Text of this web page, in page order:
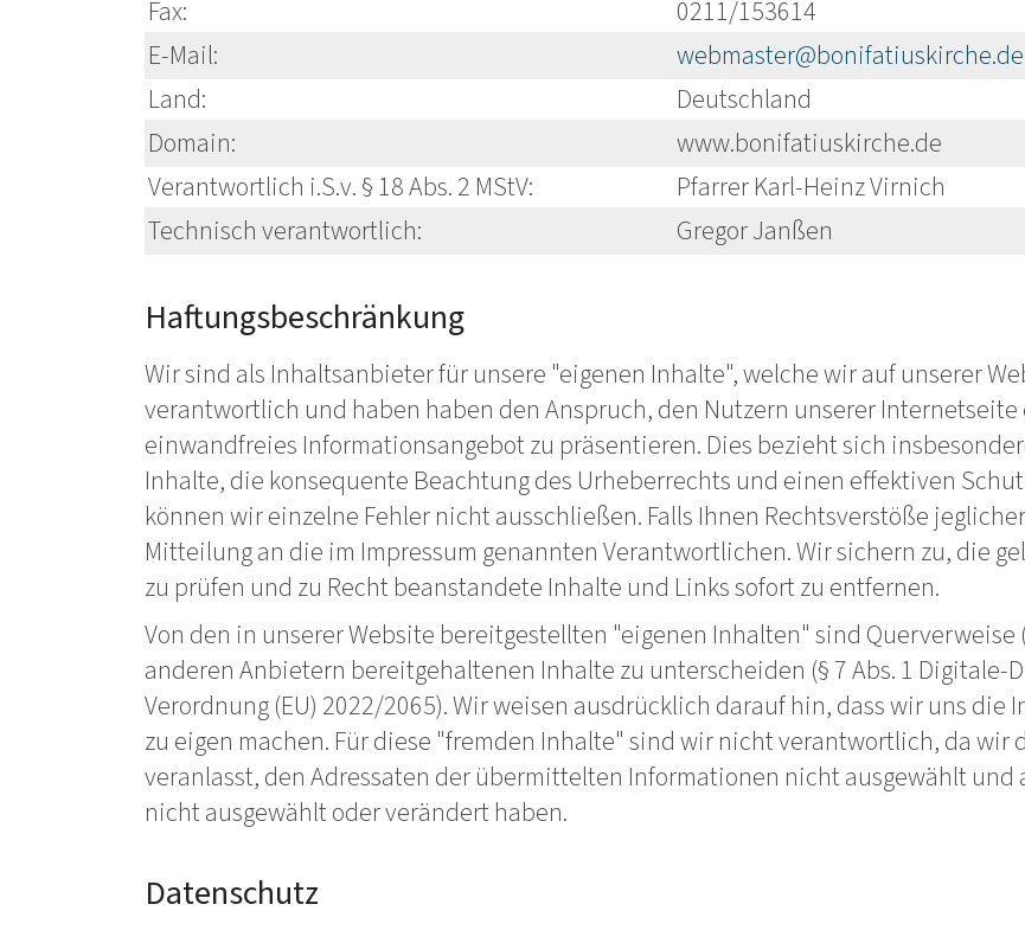
Fax:
0211/153614
E-Mail:
webmaster@bonifatiuskirche.de
Land:
Deutschland
Domain:
www.bonifatiuskirche.de
Verantwortlich i.S.v. § 18 Abs. 2 MStV:
Pfarrer Karl-Heinz Virnich
Technisch verantwortlich:
Gregor Janßen
Haftungsbeschränkung
Wir sind als Inhaltsanbieter für unsere "eigenen Inhalte", welche wir auf unserer
verantwortlich und haben haben den Anspruch, den Nutzern unserer
einwandfreies Informationsangebot zu präsentieren. Dies bezieht sich
Inhalte, die konsequente Beachtung des Urheberrechts und einen effektiven
können wir einzelne Fehler nicht ausschließen. Falls Ihnen Rechtsverstöße
Mitteilung an die im Impressum genannten Verantwortlichen. Wir sichern zu, die
zu prüfen und zu Recht beanstandete Inhalte und Links sofort zu entfernen.
Von den in unserer Website bereitgestellten "eigenen Inhalten" sind
anderen Anbietern bereitgehaltenen Inhalte zu unterscheiden (§ 7 Abs. 1 Digitale-
Verordnung (EU) 2022/2065). Wir weisen ausdrücklich darauf hin, dass wir uns
zu eigen machen. Für diese "fremden Inhalte" sind wir nicht verantwortlich, da
veranlasst, den Adressaten der übermittelten Informationen nicht ausgewählt
nicht ausgewählt oder verändert haben.
Datenschutz